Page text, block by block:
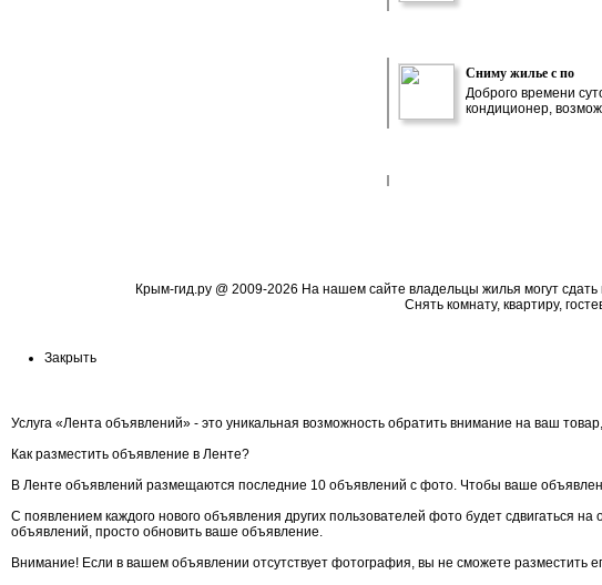
Сниму жилье с по
Доброго времени
кондиционер,
Крым-гид.ру @ 2009-2026 На нашем сайте владельцы жилья могут
Cнять комнату, квартиру,
Закрыть
Услуга «Лента объявлений» - это уникальная возможность обратить внимание на ваш
Как разместить объявление в Ленте?
В Ленте объявлений размещаются последние 10 объявлений с фото. Чтобы ваше
С появлением каждого нового объявления других пользователей фото будет сдвигаться
объявлений, просто обновить ваше объявление.
Внимание! Если в вашем объявлении отсутствует фотография, вы не сможете разместить